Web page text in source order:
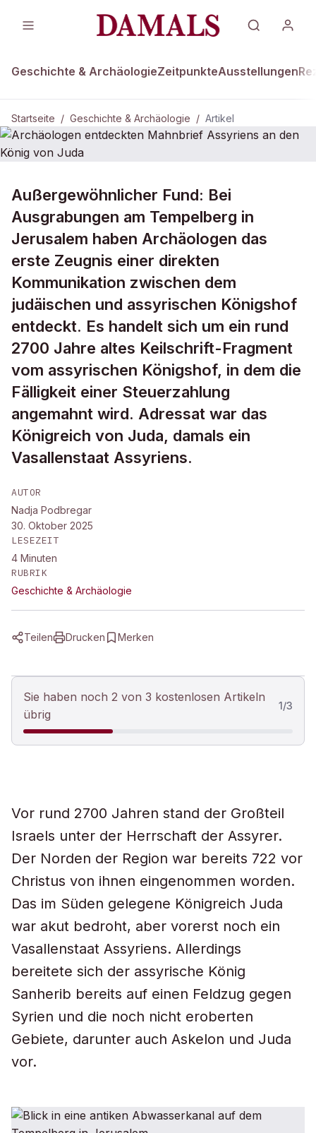
Geschichte & ArchäologieZeitpunkteAusstellungen
Startseite / Geschichte & Archäologie / Artikel
GESCHICHTE & ARCHÄOLOGIE
Archäologen entdeckten Mahnbrief
Assyriens an den König von Juda
Außergewöhnlicher Fund: Bei
Ausgrabungen am Tempelberg in
Jerusalem haben Archäologen das
erste Zeugnis einer direkten
Kommunikation zwischen dem
judäischen und assyrischen Königshof
entdeckt. Es handelt sich um ein rund
2700 Jahre altes Keilschrift-Fragment
vom assyrischen Königshof, in dem die
Fälligkeit einer Steuerzahlung
angemahnt wird. Adressat war das
Königreich von Juda, damals ein
Vasallenstaat Assyriens.
AUTOR
Nadja Podbregar
30. Oktober 2025
LESEZEIT
4 Minuten
RUBRIK
Geschichte & Archäologie
Teilen Drucken Merken
Sie haben noch 2 von 3 kostenlosen Artikeln
übrig
1/3
Vor rund 2700 Jahren stand der Großteil
Israels unter der Herrschaft der Assyrer.
Der Norden der Region war bereits 722 vor
Christus von ihnen eingenommen worden.
Das im Süden gelegene Königreich Juda
war akut bedroht, aber vorerst noch ein
Vasallenstaat Assyriens. Allerdings
bereitete sich der assyrische König
Sanherib bereits auf einen Feldzug gegen
Syrien und die noch nicht eroberten
Gebiete, darunter auch Askelon und Juda
vor.